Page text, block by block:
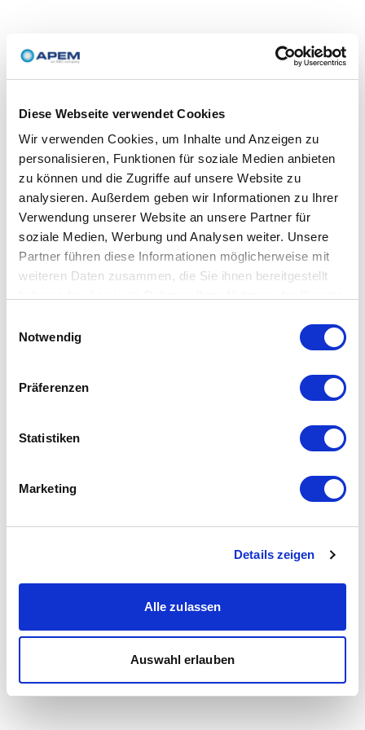
Diese Webseite verwendet Cookies
Wir verwenden Cookies, um Inhalte und Anzeigen zu
personalisieren, Funktionen für soziale Medien anbieten
zu können und die Zugriffe auf unsere Website zu
analysieren. Außerdem geben wir Informationen zu Ihrer
Verwendung unserer Website an unsere Partner für
soziale Medien, Werbung und Analysen weiter. Unsere
Partner führen diese Informationen möglicherweise mit
weiteren Daten zusammen, die Sie ihnen bereitgestellt
Notwendig
Präferenzen
Statistiken
Marketing
Details zeigen
Alle zulassen
Auswahl erlauben